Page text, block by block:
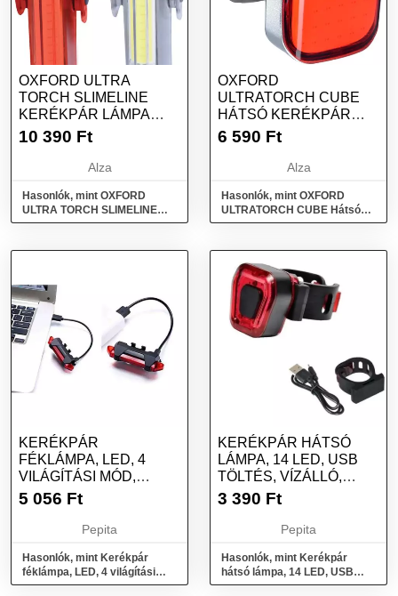
OXFORD ULTRA
TORCH SLIMELINE
KERÉKPÁR LÁMPA
SZETT (LED)
10 390 Ft
Alza
Hasonlók, mint OXFORD
ULTRA TORCH SLIMELINE
Kerékpár lámpa szett (LED)
OXFORD
ULTRATORCH CUBE
HÁTSÓ KERÉKPÁR
LÁMPA (LED, 25 LM
6 590 Ft
Alza
Hasonlók, mint OXFORD
ULTRATORCH CUBE Hátsó
kerékpár lámpa (LED, 25 lm
KERÉKPÁR
FÉKLÁMPA, LED, 4
VILÁGÍTÁSI MÓD,
MŰANYAG, USB
5 056 Ft
Pepita
Hasonlók, mint Kerékpár
féklámpa, LED, 4 világítási
mód, műanyag, USB töltés,
KERÉKPÁR HÁTSÓ
LÁMPA, 14 LED, USB
TÖLTÉS, VÍZÁLLÓ,
FEKETE
3 390 Ft
Pepita
Hasonlók, mint Kerékpár
hátsó lámpa, 14 LED, USB
töltés, vízálló, fekete